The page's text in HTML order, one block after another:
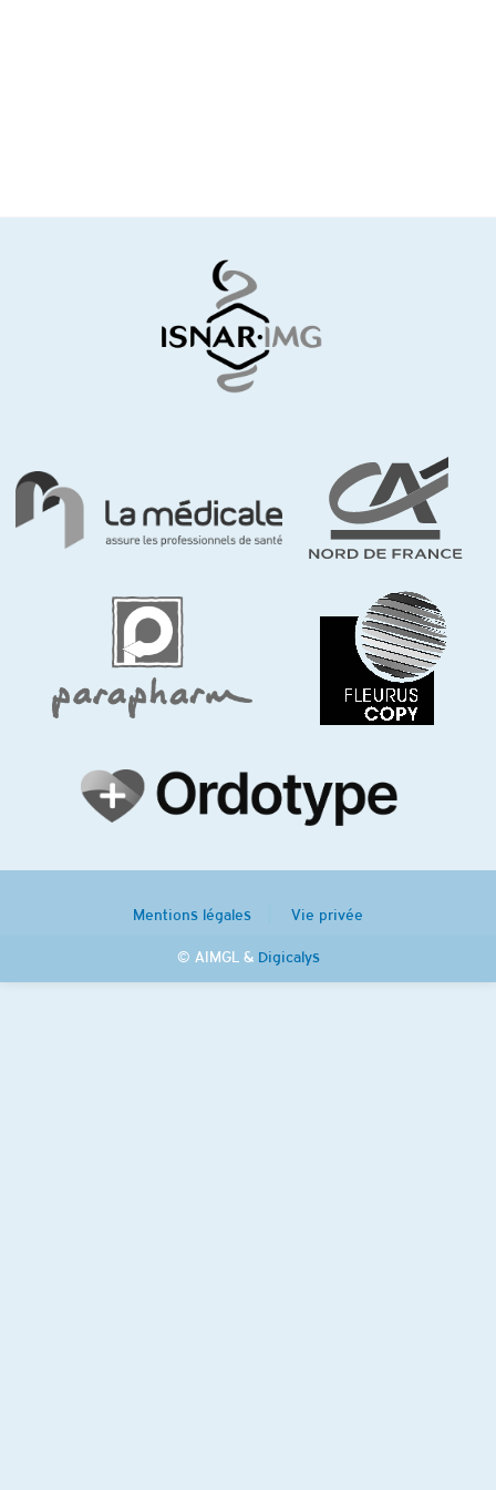
Mentions légales Vie privée
© AIMGL & Digicalys